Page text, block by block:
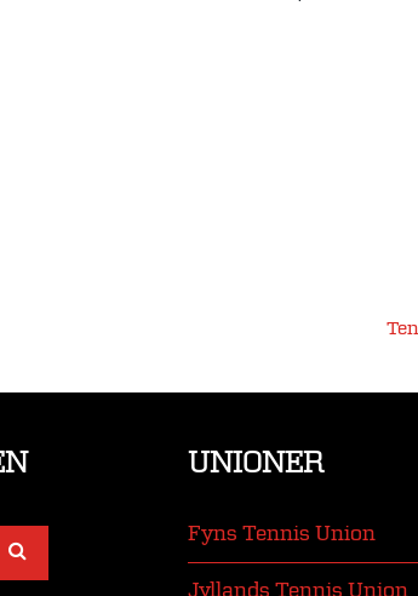
UNIONER
Fyns Tennis Union
Jyllands Tennis Union